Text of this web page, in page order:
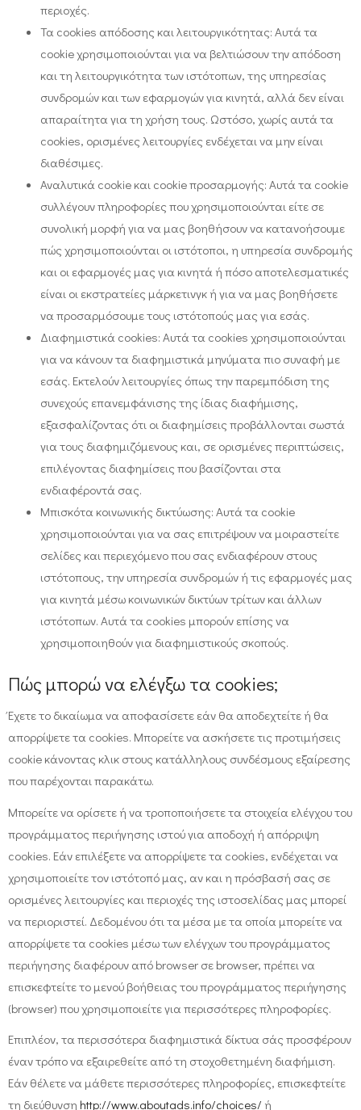
περιοχές.
Τα cookies απόδοσης και λειτουργικότητας: Αυτά τα
cookie χρησιμοποιούνται για να βελτιώσουν την απόδοση
και τη λειτουργικότητα των ιστότοπων, της υπηρεσίας
συνδρομών και των εφαρμογών για κινητά, αλλά δεν είναι
απαραίτητα για τη χρήση τους. Ωστόσο, χωρίς αυτά τα
cookies, ορισμένες λειτουργίες ενδέχεται να μην είναι
διαθέσιμες.
Αναλυτικά cookie και cookie προσαρμογής: Αυτά τα cookie
συλλέγουν πληροφορίες που χρησιμοποιούνται είτε σε
συνολική μορφή για να μας βοηθήσουν να κατανοήσουμε
πώς χρησιμοποιούνται οι ιστότοποι, η υπηρεσία συνδρομής
και οι εφαρμογές μας για κινητά ή πόσο αποτελεσματικές
είναι οι εκστρατείες μάρκετινγκ ή για να μας βοηθήσετε
να προσαρμόσουμε τους ιστότοπούς μας για εσάς.
Διαφημιστικά cookies: Αυτά τα cookies χρησιμοποιούνται
για να κάνουν τα διαφημιστικά μηνύματα πιο συναφή με
εσάς. Εκτελούν λειτουργίες όπως την παρεμπόδιση της
συνεχούς επανεμφάνισης της ίδιας διαφήμισης,
εξασφαλίζοντας ότι οι διαφημίσεις προβάλλονται σωστά
για τους διαφημιζόμενους και, σε ορισμένες περιπτώσεις,
επιλέγοντας διαφημίσεις που βασίζονται στα
ενδιαφέροντά σας.
Μπισκότα κοινωνικής δικτύωσης: Αυτά τα cookie
χρησιμοποιούνται για να σας επιτρέψουν να μοιραστείτε
σελίδες και περιεχόμενο που σας ενδιαφέρουν στους
ιστότοπους, την υπηρεσία συνδρομών ή τις εφαρμογές μας
για κινητά μέσω κοινωνικών δικτύων τρίτων και άλλων
ιστότοπων. Αυτά τα cookies μπορούν επίσης να
χρησιμοποιηθούν για διαφημιστικούς σκοπούς.
Πώς μπορώ να ελέγξω τα cookies;
Έχετε το δικαίωμα να αποφασίσετε εάν θα αποδεχτείτε ή θα
απορρίψετε τα cookies. Μπορείτε να ασκήσετε τις προτιμήσεις
cookie κάνοντας κλικ στους κατάλληλους συνδέσμους εξαίρεσης
που παρέχονται παρακάτω.
Μπορείτε να ορίσετε ή να τροποποιήσετε τα στοιχεία ελέγχου του
προγράμματος περιήγησης ιστού για αποδοχή ή απόρριψη
cookies. Εάν επιλέξετε να απορρίψετε τα cookies, ενδέχεται να
χρησιμοποιείτε τον ιστότοπό μας, αν και η πρόσβασή σας σε
ορισμένες λειτουργίες και περιοχές της ιστοσελίδας μας μπορεί
να περιοριστεί. Δεδομένου ότι τα μέσα με τα οποία μπορείτε να
απορρίψετε τα cookies μέσω των ελέγχων του προγράμματος
περιήγησης διαφέρουν από browser σε browser, πρέπει να
επισκεφτείτε το μενού βοήθειας του προγράμματος περιήγησης
(browser) που χρησιμοποιείτε για περισσότερες πληροφορίες.
Επιπλέον, τα περισσότερα διαφημιστικά δίκτυα σάς προσφέρουν
έναν τρόπο να εξαιρεθείτε από τη στοχοθετημένη διαφήμιση.
Εάν θέλετε να μάθετε περισσότερες πληροφορίες, επισκεφτείτε
τη διεύθυνση http://www.aboutads.info/choices/ ή